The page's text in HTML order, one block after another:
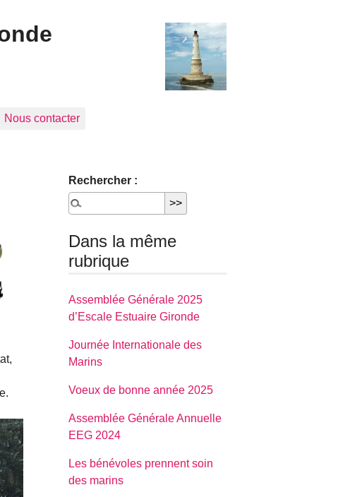
Nous contacter
Rechercher :
Dans la même
rubrique
Assemblée Générale 2025
d’Escale Estuaire Gironde
Journée Internationale des
Marins
Voeux de bonne année 2025
Assemblée Générale Annuelle
EEG 2024
Les bénévoles prennent soin
des marins